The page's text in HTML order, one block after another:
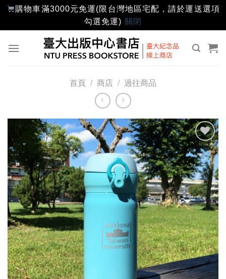
購物車滿3000元免運(限台灣地區宅配，請於運送選項
勾選免運) 關閉
首頁 / 商店 / 過往商品
加入
「願
望輕
單」